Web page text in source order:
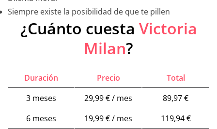
Siempre existe la posibilidad de que te pillen
¿Cuánto cuesta Victoria
Milan?
Duración Precio
Total
3 meses
29,99 € / mes
89,97 €
6 meses
19,99 € / mes
119,94 €